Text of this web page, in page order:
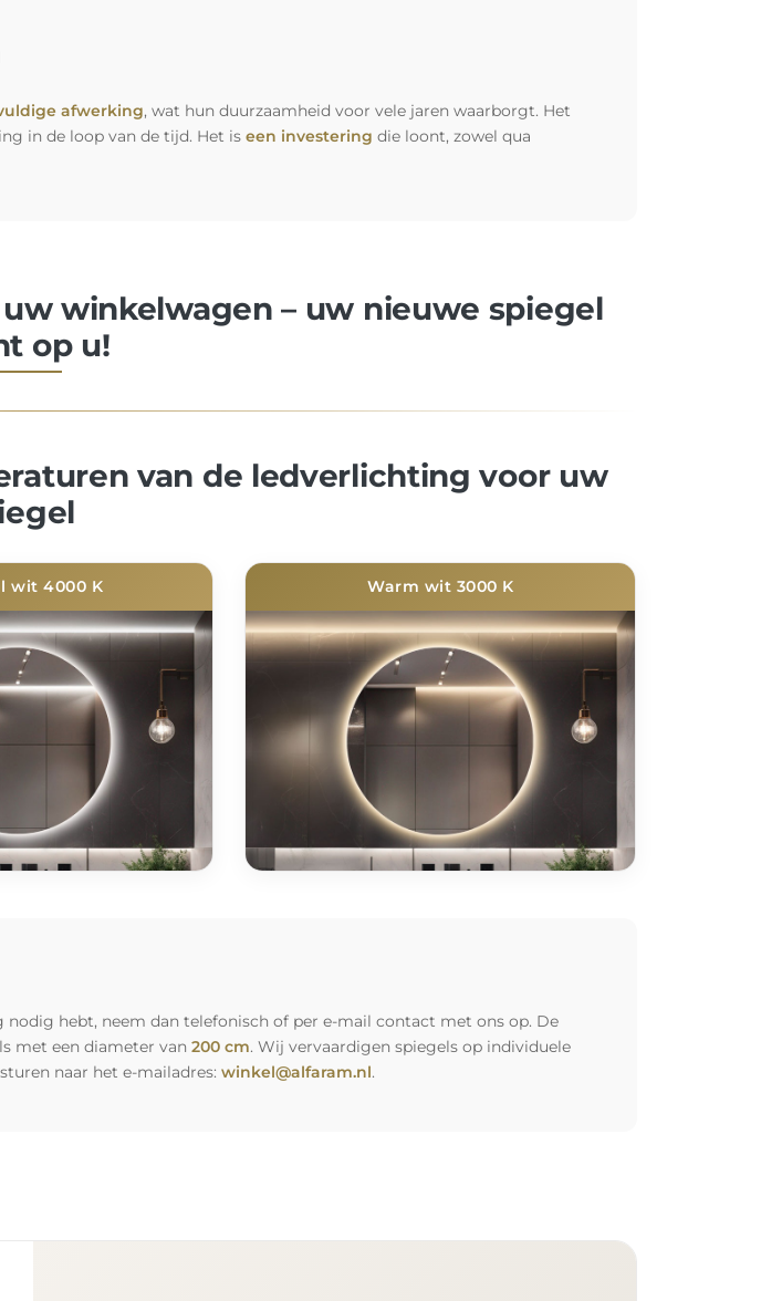
afwerking, wat hun duurzaamheid voor vele jaren waarborgt. Het
in de loop van de tijd. Het is een investering die loont, zowel qua
winkelwagen – uw nieuwe spiegel
op u!
van de ledverlichting voor uw
wit 4000 K Warm wit 3000 K
hebt, neem dan telefonisch of per e-mail contact met ons op. De
met een diameter van 200 cm. Wij vervaardigen spiegels op individuele
naar het e-mailadres: winkel@alfaram.nl.